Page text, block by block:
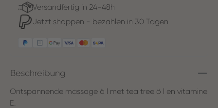
Versandfertig in 24-48h
Jetzt shoppen - bezahlen in 30 Tagen
Beschreibung
Ontspannende massage ö l met tea tree ö l en vitamine
E.